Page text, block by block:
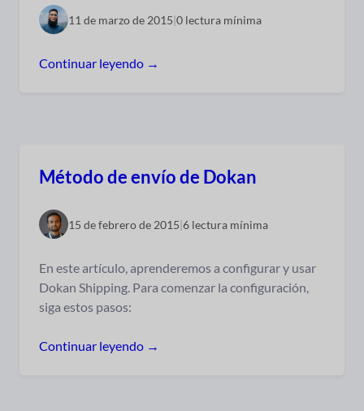
11 de marzo de 2015|0 lectura mínima
Continuar leyendo →
Método de envío de Dokan
15 de febrero de 2015|6 lectura mínima
En este artículo, aprenderemos a configurar y usar
Dokan Shipping. Para comenzar la configuración,
siga estos pasos:
Continuar leyendo →